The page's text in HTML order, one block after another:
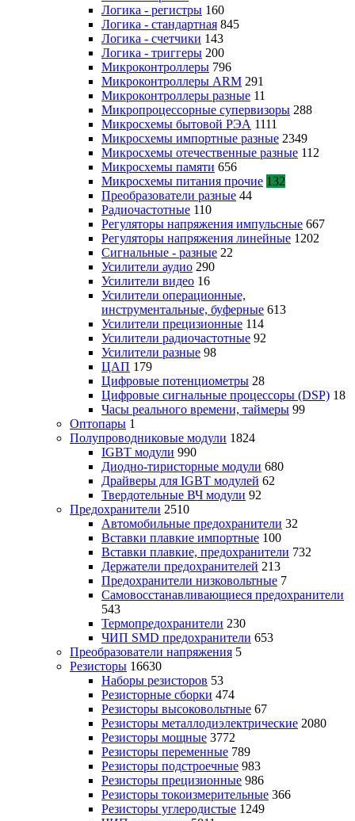
Логика - регистры 160
Логика - стандартная 845
Логика - счетчики 143
Логика - триггеры 200
Микроконтроллеры 796
Микроконтроллеры ARM 291
Микроконтроллеры разные 11
Микропроцессорные супервизоры 288
Микросхемы бытовой РЭА 1111
Микросхемы импортные разные 2349
Микросхемы отечественные разные 112
Микросхемы памяти 656
Микросхемы питания прочие 132
Преобразователи разные 44
Радиочастотные 110
Регуляторы напряжения импульсные 667
Регуляторы напряжения линейные 1202
Сигнальные - разные 22
Усилители аудио 290
Усилители видео 16
Усилители операционные,
инструментальные, буферные 613
Усилители прецизионные 114
Усилители радиочастотные 92
Усилители разные 98
ЦАП 179
Цифровые потенциометры 28
Цифровые сигнальные процессоры (DSP) 18
Часы реального времени, таймеры 99
Оптопары 1
Полупроводниковые модули 1824
IGBT модули 990
Диодно-тиристорные модули 680
Драйверы для IGBT модулей 62
Твердотельные ВЧ модули 92
Предохранители 2510
Автомобильные предохранители 32
Вставки плавкие импортные 100
Вставки плавкие, предохранители 732
Держатели предохранителей 213
Предохранители низковольтные 7
Самовосстанавливающиеся предохранители
543
Термопредохранители 230
ЧИП SMD предохранители 653
Преобразователи напряжения 5
Резисторы 16630
Наборы резисторов 53
Резисторные сборки 474
Резисторы высоковольтные 67
Резисторы металлодиэлектрические 2080
Резисторы мощные 3772
Резисторы переменные 789
Резисторы подстроечные 983
Резисторы прецизионные 986
Резисторы токоизмерительные 366
Резисторы углеродистые 1249